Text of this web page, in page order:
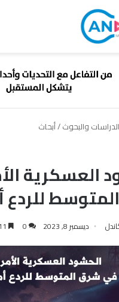
الدراسات والبحوث/أبحاث
العسكرية
للردع
ديسمبر 8, 2023 0